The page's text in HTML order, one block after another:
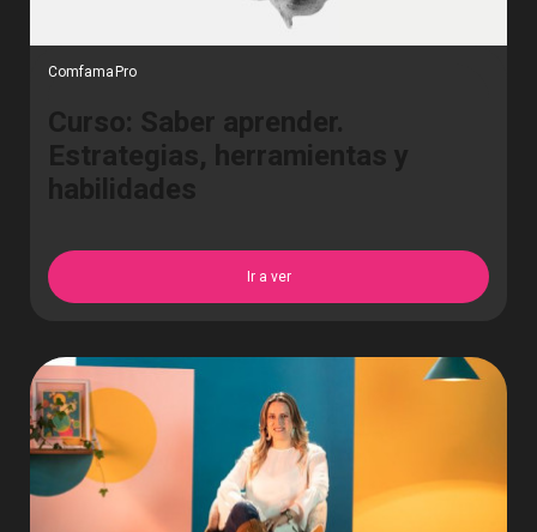
ComfamaPro
Curso: Saber aprender.
Estrategias, herramientas y
habilidades
Ir a ver